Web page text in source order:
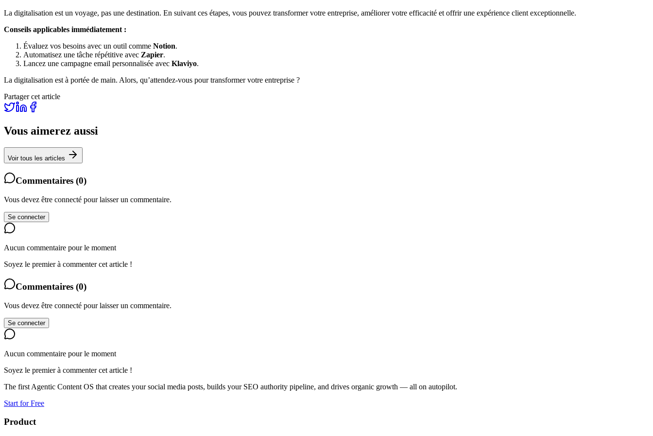
La digitalisation est un voyage, pas une destination. En suivant ces étapes, vous pouvez transformer votre entreprise, améliorer votre efficacité et offrir une expérience client exceptionnelle.
Conseils applicables immédiatement :
Évaluez vos besoins avec un outil comme Notion.
Automatisez une tâche répétitive avec Zapier.
Lancez une campagne email personnalisée avec Klaviyo.
La digitalisation est à portée de main. Alors, qu’attendez-vous pour transformer votre entreprise ?
Partager cet article
Vous aimerez aussi
Voir tous les articles
Commentaires (0)
Vous devez être connecté pour laisser un commentaire.
Se connecter
Aucun commentaire pour le moment
Soyez le premier à commenter cet article !
Commentaires (0)
Vous devez être connecté pour laisser un commentaire.
Se connecter
Aucun commentaire pour le moment
Soyez le premier à commenter cet article !
The first Agentic Content OS that creates your social media posts, builds your SEO authority pipeline, and drives organic growth — all on autopilot.
Start for Free
Product